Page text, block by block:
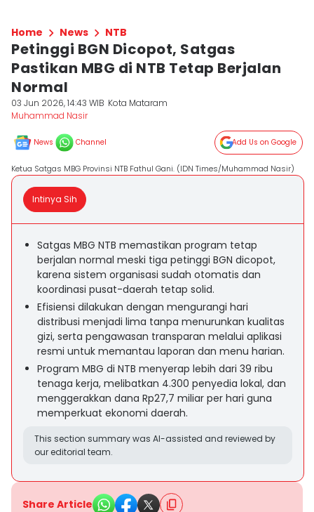
Home News NTB
Petinggi BGN Dicopot, Satgas
Pastikan MBG di NTB Tetap Berjalan
Normal
03 Jun 2026, 14:43 WIB Kota Mataram
Muhammad Nasir
News Channel Add Us on Google
Ketua Satgas MBG Provinsi NTB Fathul Gani. (IDN Times/Muhammad Nasir)
Intinya Sih
Satgas MBG NTB memastikan program tetap
berjalan normal meski tiga petinggi BGN dicopot,
karena sistem organisasi sudah otomatis dan
koordinasi pusat-daerah tetap solid.
Efisiensi dilakukan dengan mengurangi hari
distribusi menjadi lima tanpa menurunkan kualitas
gizi, serta pengawasan transparan melalui aplikasi
resmi untuk memantau laporan dan menu harian.
Program MBG di NTB menyerap lebih dari 39 ribu
tenaga kerja, melibatkan 4.300 penyedia lokal, dan
menggerakkan dana Rp27,7 miliar per hari guna
memperkuat ekonomi daerah.
This section summary was AI-assisted and reviewed by
our editorial team.
Share Article